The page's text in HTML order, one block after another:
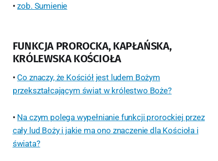
•zob. Sumienie
FUNKCJA PROROCKA, KAPŁAŃSKA,
KRÓLEWSKA KOŚCIOŁA
• Co znaczy, że Kościół jest ludem Bożym
przekształcającym świat w królestwo Boże?
• Na czym polega wypełnianie funkcji prorockiej przez
cały lud Boży i jakie ma ono znaczenie dla Kościoła i
świata?